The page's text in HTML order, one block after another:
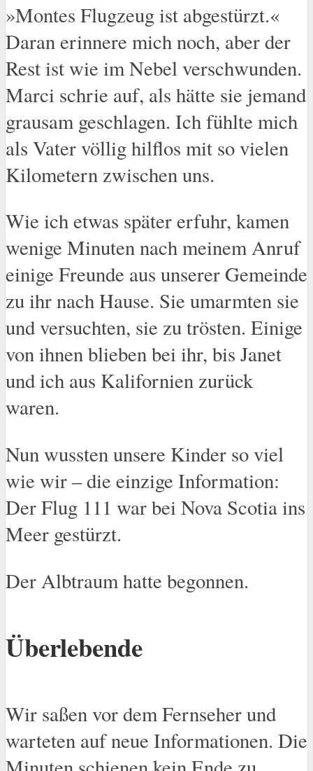
»Montes Flugzeug ist abgestürzt.«
Daran erinnere mich noch, aber der
Rest ist wie im Nebel verschwunden.
Marci schrie auf, als hätte sie jemand
grausam geschlagen. Ich fühlte mich
als Vater völlig hilflos mit so vielen
Kilometern zwischen uns.
Wie ich etwas später erfuhr, kamen
wenige Minuten nach meinem Anruf
einige Freunde aus unserer Gemeinde
zu ihr nach Hause. Sie umarmten sie
und versuchten, sie zu trösten. Einige
von ihnen blieben bei ihr, bis Janet
und ich aus Kalifornien zurück
waren.
Nun wussten unsere Kinder so viel
wie wir – die einzige Information:
Der Flug 111 war bei Nova Scotia ins
Meer gestürzt.
Der Albtraum hatte begonnen.
Überlebende
Wir saßen vor dem Fernseher und
warteten auf neue Informationen. Die